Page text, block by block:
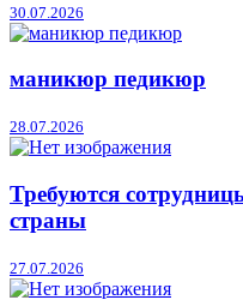
30.07.2026
маникюр педикюр
28.07.2026
Требуются
страны
27.07.2026